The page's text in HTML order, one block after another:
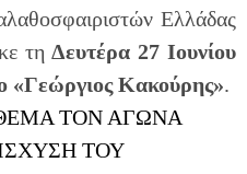
Ελλάδας
τηΔευτέρα 27 Ιουνίου
«Γεώργιος Κακούρης».
ΤΟΝ ΑΓΩΝΑ
ΤΟΥ